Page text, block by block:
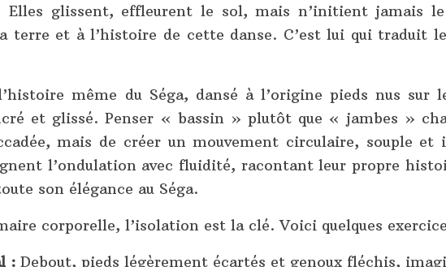
Elles glissent, effleurent le sol, mais n’initient jamais
terre et à l’histoire de cette danse. C’est lui qui traduit
même du Séga, dansé à l’origine pieds nus
et glissé. Penser « bassin » plutôt que « jambes »
mais de créer un mouvement circulaire, souple
l’ondulation avec fluidité, racontant leur propre
son élégance au Séga.
corporelle, l’isolation est la clé. Voici quelques
: Debout, pieds légèrement écartés et genoux fléchis,